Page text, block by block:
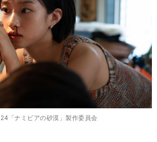
「ナミビアの砂漠」製作委員会